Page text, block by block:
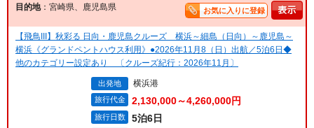
目的地：宮崎県、鹿児島県 お気に入りに登録
【飛鳥III】秋彩る 日向・鹿児島クルーズ 横浜～細島（日向）～鹿児島～
横浜《グランドペントハウス利用》●2026年11月8（日）出航／5泊6日◆
他のカテゴリー設定あり 〔クルーズ紀行：2026年11月〕
出発地 横浜港
旅行代金 2,130,000～4,260,000円
旅行日数 5泊6日